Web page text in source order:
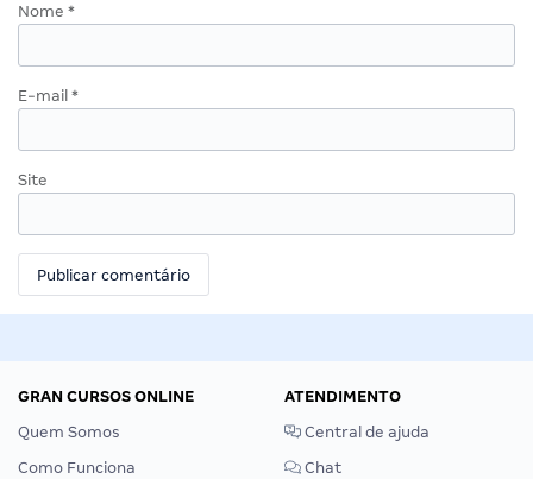
Nome *
E-mail *
Site
GRAN CURSOS ONLINE
Quem Somos
Como Funciona
ATENDIMENTO
Central de ajuda
Chat